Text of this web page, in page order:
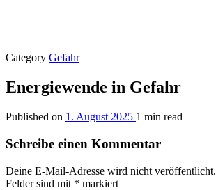
Category Gefahr
Energiewende in Gefahr
Published on 1. August 2025 1 min read
Schreibe einen Kommentar
Deine E-Mail-Adresse wird nicht veröffentlicht.
Felder sind mit * markiert